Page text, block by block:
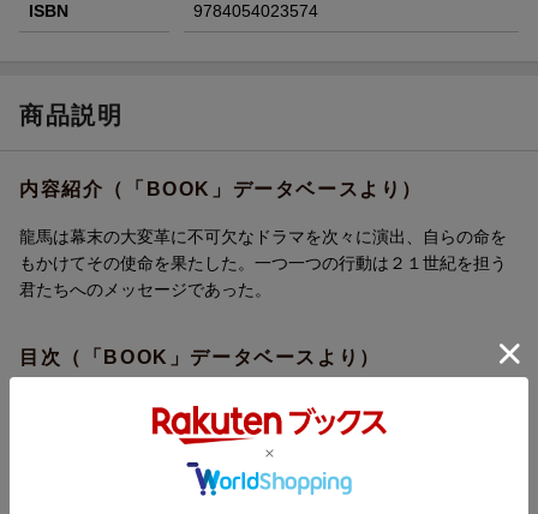
ISBN 9784054023574
商品説明
内容紹介（「BOOK」データベースより）
龍馬は幕末の大変革に不可欠なドラマを次々に演出、自らの命を
もかけてその使命を果たした。一つ一つの行動は２１世紀を担う
君たちへのメッセージであった。
目次（「BOOK」データベースより）
１章 龍馬は君たちの最高の手本（龍馬は変革期を生きる名人だ
った／歴史的人物（偉人）と龍馬 ほか）／２章 龍馬に学ぶ、
夢のある人生（龍馬が使った二つの「宝物」／人間は夢をかなえ
るために生まれてくる ほか）／３章 龍馬に学ぶ、夢を実現す